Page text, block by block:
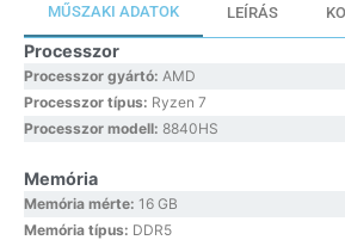
MŰSZAKI ADATOK LEÍRÁS
Processzor
Processzor gyártó: AMD
Processzor típus: Ryzen 7
Processzor modell: 8840HS
Memória
Memória mérte: 16 GB
Memória típus: DDR5